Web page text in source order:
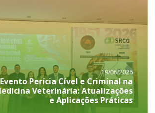
19/06/2026
Evento Perícia Cível e Criminal na
Veterinária: Atualizações
e Aplicações Práticas